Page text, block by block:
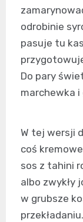
odrobinie
pasuje tu
Do pary
marchewka i
W tej wersji
coś
sos z tahini
albo zwykły
w grubsze
przekładaniu.